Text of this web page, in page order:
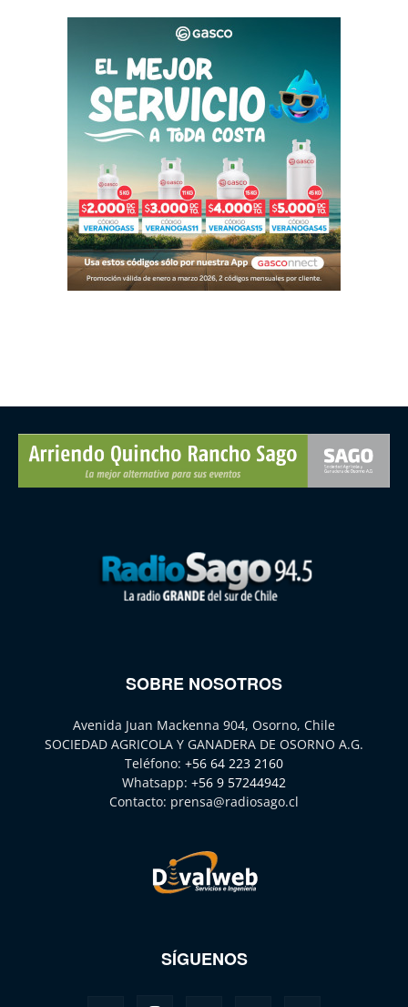
SOBRE NOSOTROS
Avenida Juan Mackenna 904, Osorno, Chile
SOCIEDAD AGRICOLA Y GANADERA DE OSORNO A.G.
Teléfono: +56 64 223 2160
Whatsapp: +56 9 57244942
Contacto: prensa@radiosago.cl
SÍGUENOS